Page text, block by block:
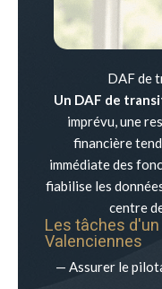
DAF de
Un DAF de
imprévu, une
financière
immédiate des
fiabilise les
centre
Les tâches
Valenciennes
— Assurer le